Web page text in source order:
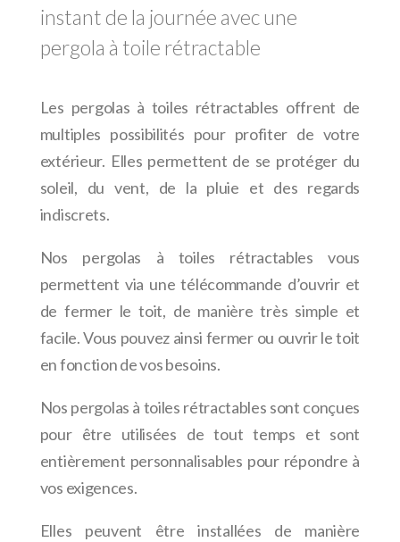
instant de la journée avec une
pergola à toile rétractable
Les pergolas à toiles rétractables offrent de
multiples possibilités pour profiter de votre
extérieur. Elles permettent de se protéger du
soleil, du vent, de la pluie et des regards
indiscrets.
Nos pergolas à toiles rétractables vous
permettent via une télécommande d’ouvrir et
de fermer le toit, de manière très simple et
facile. Vous pouvez ainsi fermer ou ouvrir le toit
en fonction de vos besoins.
Nos pergolas à toiles rétractables sont conçues
pour être utilisées de tout temps et sont
entièrement personnalisables pour répondre à
vos exigences.
Elles peuvent être installées de manière